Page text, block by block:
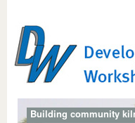
Building community